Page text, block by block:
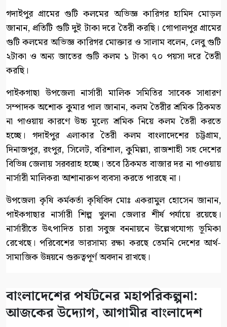
গদাইপুর গ্রামের গুটি কলমের অভিজ্ঞ কারিগর হামিদ মোড়ল
জানান, প্রতিটি গুটি দুই টাকা দরে তৈরী করছি। গোপালপুর গ্রামের
গুটি কলমের অভিজ্ঞ কারিগর মোক্তার ও সালাম বলেন, লেবু গুটি
২টাকা ও অন্য জাতের গুটি কলম ১ টাকা ৭০ পয়সা দরে তৈরী
করছি।
পাইকগাছা উপজেলা নার্সারী মালিক সমিতির সাবেক সাধারণ
সম্পাদক অশোক কুমার পাল জানান, কলম তৈরীর শ্রমিক ঠিকমত
না পাওয়ায় কারণে উচ্চ মূল্যে শ্রমিক নিয়ে কলম তৈরী করতে
হচ্ছে। গদাইপুর এলাকার তৈরী কলম বাংলাদেশের চট্টগ্রাম,
দিনাজপুর, রংপুর, সিলেট, বরিশাল, কুমিল্লা, রাজশাহী সহ দেশের
বিভিন্ন জেলায় সরবরাহ হচ্ছে। তবে ঠিকমত বাজার দর না পাওয়ায়
নার্সারী মালিকরা আশানারুপ ব্যবসা করতে পারছে না।
উপজেলা কৃষি কর্মকর্তা কৃষিবিদ মোঃ একরামুল হোসেন জানান,
পাইকগাছার নার্সারী শিল্প খুলনা জেলার শীর্ষ পর্যায়ে রয়েছে।
নার্সারীতে উৎপাদিত চারা সবুজ বননায়নে উল্লেখযোগ্য ভূমিকা
রেখেছে। পরিবেশের ভারসাম্য রক্ষা করছে তেমনি দেশের আর্থ-
সামাজিক উন্নয়নে গুরুত্বপূর্ণ অবদান রাখছে।
বাংলাদেশের পর্যটনের মহাপরিকল্পনা:
আজকের উদ্যোগ, আগামীর বাংলাদেশ